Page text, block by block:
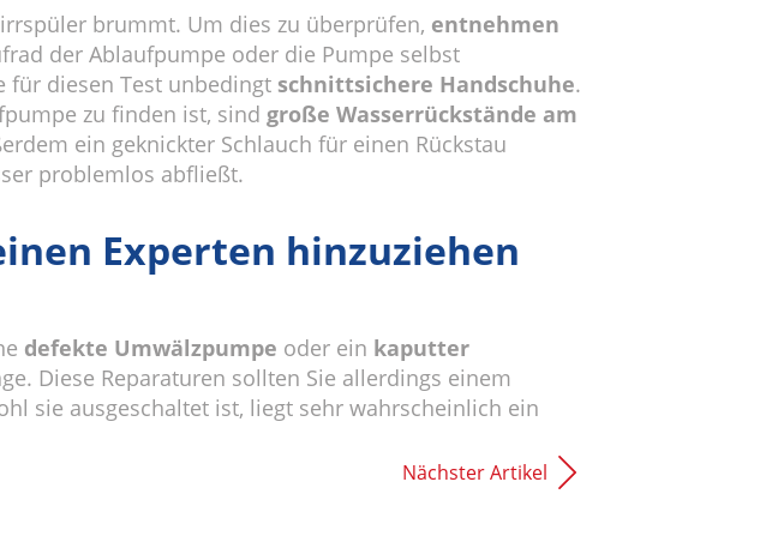
brummt. Um dies zu überprüfen, entnehmen
der Ablaufpumpe oder die Pumpe selbst
für diesen Test unbedingt schnittsichere Handschuhe.
zu finden ist, sind große Wasserrückstände am
ein geknickter Schlauch für einen Rückstau
problemlos abfließt.
Experten hinzuziehen
defekte Umwälzpumpe oder ein kaputter
Diese Reparaturen sollten Sie allerdings einem
sie ausgeschaltet ist, liegt sehr wahrscheinlich ein
Nächster Artikel